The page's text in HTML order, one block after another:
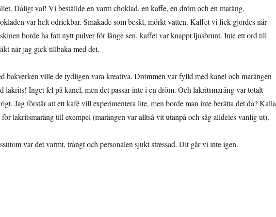
Dåligt val! Vi beställde en varm choklad, en kaffe, en dröm och en maräng.
var helt odrickbar. Smakade som beskt, mörkt vatten. Kaffet vi fick gjordes när
borde ha fått nytt pulver för länge sen, kaffet var knappt ljusbrunt. Inte ett ord till
när jag gick tillbaka med det.
bakverken ville de tydligen vara kreativa. Drömmen var fylld med kanel och marängen
lakrits! Inget fel på kanel, men det passar inte i en dröm. Och lakritsmaräng var totalt
Jag förstår att ett kafé vill experimentera lite, men borde man inte berätta det då? Kalla
för lakritsmaräng till exempel (marängen var alltså vit utanpå och såg alldeles vanlig ut).
var det varmt, trångt och personalen sjukt stressad. Dit går vi inte igen.